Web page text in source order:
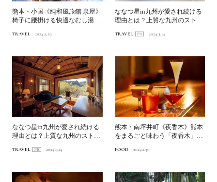
熊本・小国《純和風旅館 泉屋》
椅子に腰掛ける快適なむし湯｜
TRAVEL 2024.3.29
ななつ星in九州が愛され続ける
理由とは？上質な九州のストー
TRAVEL 2024.3.14
ななつ星in九州が愛され続ける
理由とは？上質な九州のストー
TRAVEL 2024.3.14
熊本・南坪井町《夜香木》熊本
をまるごと味わう「夜香木」流
FOOD 2024.1.30